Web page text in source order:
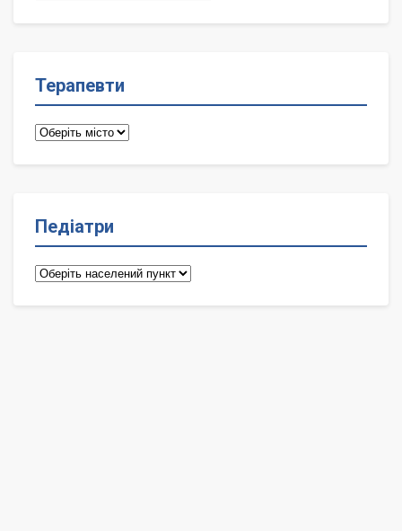
Терапевти
Терапевти
Педіатри
Педіатри